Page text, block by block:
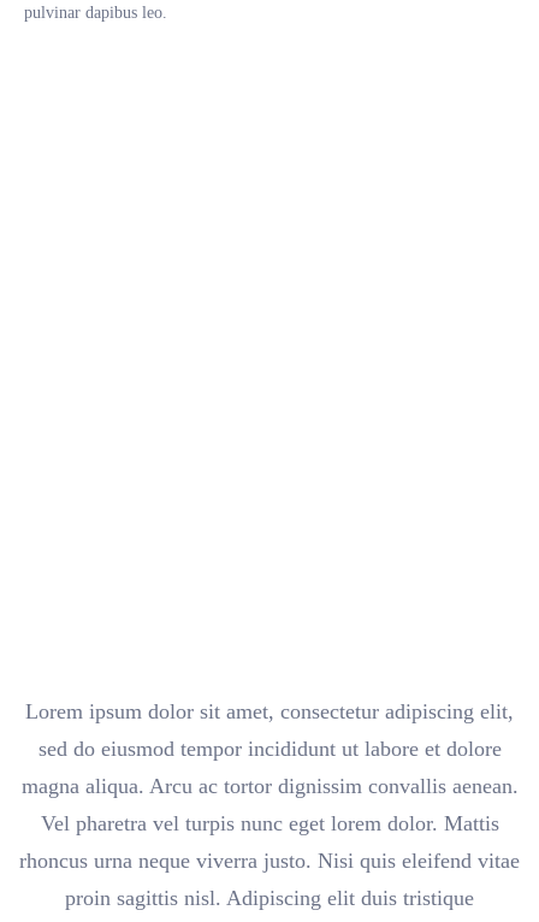
pulvinar dapibus leo.
Lorem ipsum dolor sit amet, consectetur adipiscing elit,
sed do eiusmod tempor incididunt ut labore et dolore
magna aliqua. Arcu ac tortor dignissim convallis aenean.
Vel pharetra vel turpis nunc eget lorem dolor. Mattis
rhoncus urna neque viverra justo. Nisi quis eleifend vitae
proin sagittis nisl. Adipiscing elit duis tristique